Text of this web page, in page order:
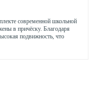
современной школьной
в причёску. Благодаря
подвижность, что